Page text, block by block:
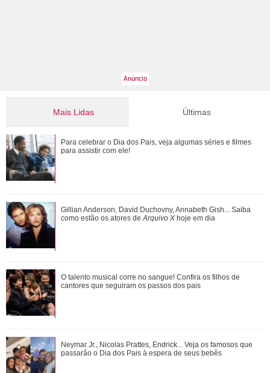
Mais Lidas
Adriana manda Iuri procurar o anel de Arthur. Veja o resumo
dos capítulos de Quem Ama Cuida
Gulnaz muda de ideia sobre Omer e o convida para um chá.
Veja o resumo dos capítulos de Cor...
Neymar Jr., Nicolas Prattes, Endrick... Veja os famosos que
passarão o Dia dos Pais à esper...
Bruna Marquezine, Camila Cabello, Hailey Bieber...
Relembre os amores - e affairs - de Shawn ...
Últimas
Para celebrar o Dia dos Pais, veja algumas séries e filmes
para assistir com ele!
Gillian Anderson, David Duchovny, Annabeth Gish... Saiba
como estão os atores de Arquivo X hoje em dia
O talento musical corre no sangue! Confira os filhos de
cantores que seguiram os passos dos pais
Neymar Jr., Nicolas Prattes, Endrick... Veja os famosos que
passarão o Dia dos Pais à espera de seus bebês